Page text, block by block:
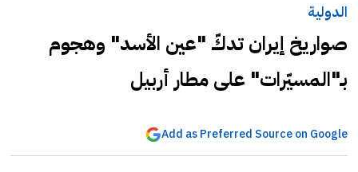
الدولية
صواريخ إيران تدكّ "عين الأسد" وهجوم
بـ"المسيّرات" على مطار أربيل
Add as Preferred Source on Google